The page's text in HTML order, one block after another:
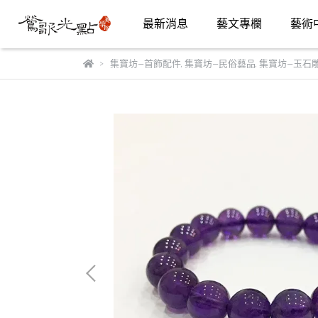
最新消息 藝文專欄 藝術
集寶坊—首飾配件, 集寶坊—民俗藝品, 集寶坊—玉石